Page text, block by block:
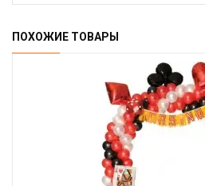
ПОХОЖИЕ ТОВАРЫ